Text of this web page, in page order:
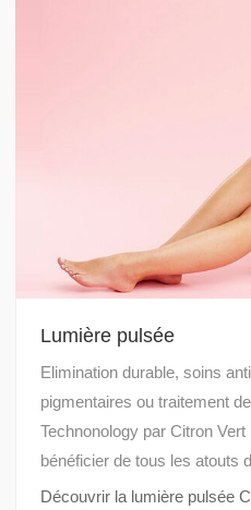
Lumière pulsée
Elimination durable, soins
pigmentaires ou traitement
Technonology par Citron
bénéficier de tous les atouts
Découvrir la lumière pulsée